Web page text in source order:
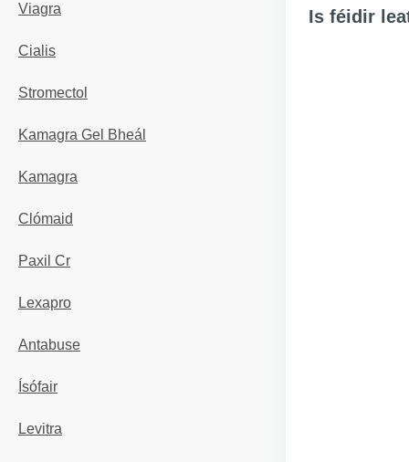
Viagra
Cialis
Stromectol
Kamagra Gel Bheál
Kamagra
Clómaid
Paxil Cr
Lexapro
Antabuse
Ísófair
Levitra
Is féidir